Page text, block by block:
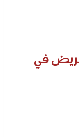
في